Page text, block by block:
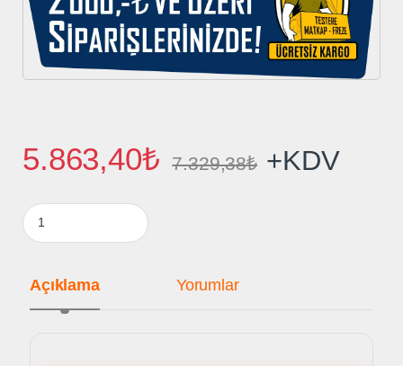
5.863,40₺ 7.329,38₺ +KDV
CMT Orange Tools Ø600×4,2/3,2×30 Z:40 ATB/BG Ahşap
Açıklama Yorumlar